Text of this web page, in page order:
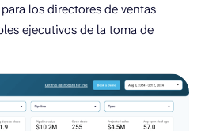
los directores de ventas
ejecutivos de la toma de